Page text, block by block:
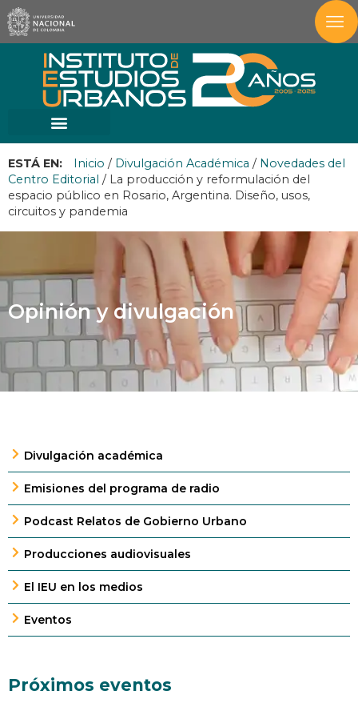
ESTÁ EN: Inicio / Divulgación Académica / Novedades del
Centro Editorial / La producción y reformulación del
espacio público en Rosario, Argentina. Diseño, usos,
circuitos y pandemia
Opinión y divulgación
Divulgación académica
Emisiones del programa de radio
Podcast Relatos de Gobierno Urbano
Producciones audiovisuales
El IEU en los medios
Eventos
Próximos eventos